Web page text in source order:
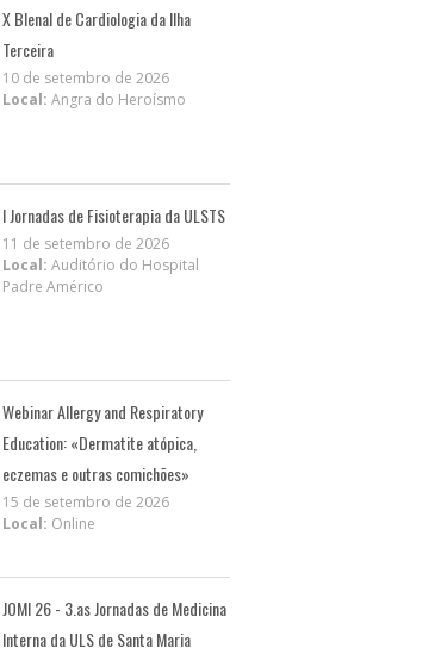
X BIenal de Cardiologia da Ilha
Terceira
10 de setembro de 2026
Local: Angra do Heroísmo
I Jornadas de Fisioterapia da ULSTS
11 de setembro de 2026
Local: Auditório do Hospital
Padre Américo
Webinar Allergy and Respiratory
Education: «Dermatite atópica,
eczemas e outras comichões»
15 de setembro de 2026
Local: Online
JOMI 26 - 3.as Jornadas de Medicina
Interna da ULS de Santa Maria